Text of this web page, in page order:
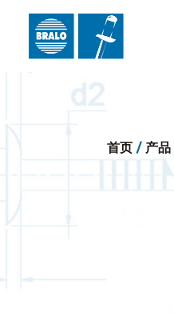
首页 / 产品